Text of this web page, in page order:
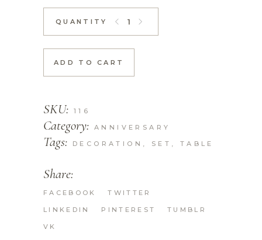
Minimal vase quantity
ADD TO CART
SKU: 116
Category: ANNIVERSARY
Tags: DECORATION SET TABLE
Share:
FACEBOOK TWITTER
LINKEDIN PINTEREST TUMBLR
VK